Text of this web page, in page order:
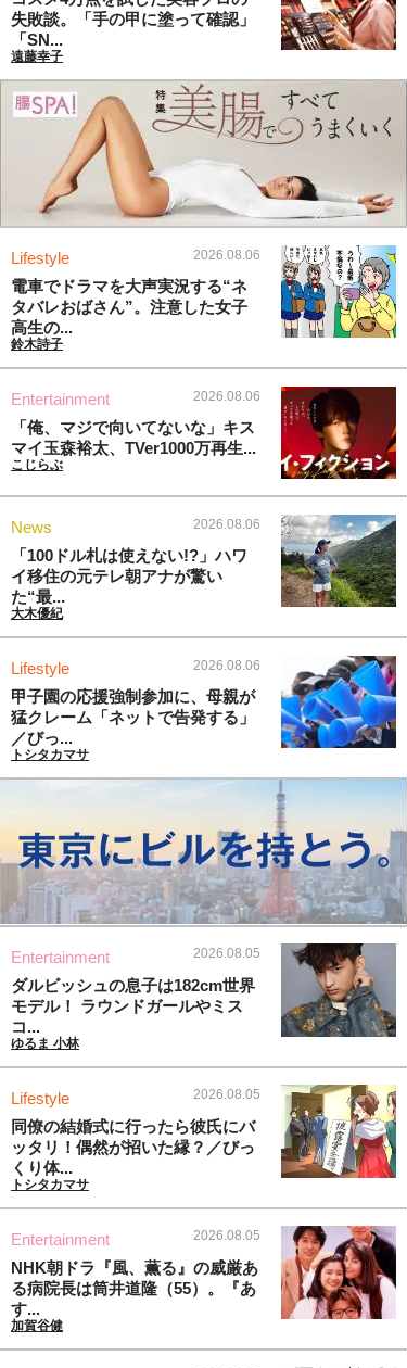
失敗談。「手の甲に塗って確認」
「SN...
遠藤幸子
Lifestyle 2026.08.06
電車でドラマを大声実況する“ネ
タバレおばさん”。注意した女子
高生の...
鈴木詩子
Entertainment 2026.08.06
「俺、マジで向いてないな」キス
マイ玉森裕太、TVer1000万再生...
こじらぶ
News 2026.08.06
「100ドル札は使えない!?」ハワ
イ移住の元テレ朝アナが驚い
た“最...
大木優紀
Lifestyle 2026.08.06
甲子園の応援強制参加に、母親が
猛クレーム「ネットで告発する」
／びっ...
トシタカマサ
Entertainment 2026.08.05
ダルビッシュの息子は182cm世界
モデル！ ラウンドガールやミス
コ...
ゆるま 小林
Lifestyle 2026.08.05
同僚の結婚式に行ったら彼氏にバ
ッタリ！偶然が招いた縁？／びっ
くり体...
トシタカマサ
Entertainment 2026.08.05
NHK朝ドラ『風、薫る』の威厳あ
る病院長は筒井道隆（55）。『あ
す...
加賀谷健